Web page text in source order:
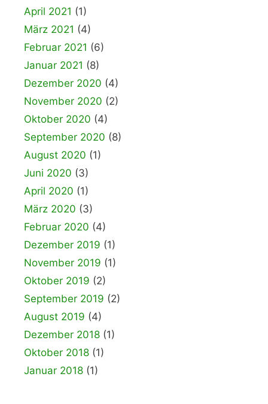
April 2021 (1)
März 2021 (4)
Februar 2021 (6)
Januar 2021 (8)
Dezember 2020 (4)
November 2020 (2)
Oktober 2020 (4)
September 2020 (8)
August 2020 (1)
Juni 2020 (3)
April 2020 (1)
März 2020 (3)
Februar 2020 (4)
Dezember 2019 (1)
November 2019 (1)
Oktober 2019 (2)
September 2019 (2)
August 2019 (4)
Dezember 2018 (1)
Oktober 2018 (1)
Januar 2018 (1)